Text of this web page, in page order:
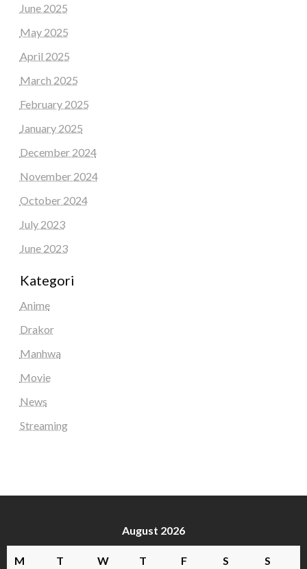
June 2025
May 2025
April 2025
March 2025
February 2025
January 2025
December 2024
November 2024
October 2024
July 2023
June 2023
Kategori
Anime
Drakor
Manhwa
Movie
News
Streaming
August 2026
M T W T F S S